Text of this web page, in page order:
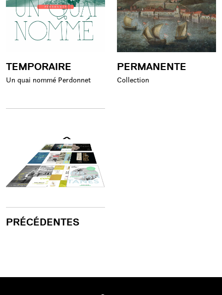
TEMPORAIRE
Un quai nommé Perdonnet
PERMANENTE
Collection
PRÉCÉDENTES